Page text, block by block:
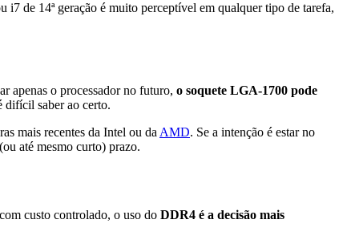
i7 de 14ª geração é muito perceptível em qualquer tipo de tarefa,
apenas o processador no futuro, o soquete LGA-1700 pode
difícil saber ao certo.
mais recentes da Intel ou da AMD. Se a intenção é estar no
até mesmo curto) prazo.
custo controlado, o uso do DDR4 é a decisão mais